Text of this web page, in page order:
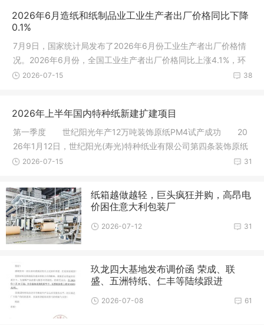
2026年6月造纸和纸制品业工业生产者出厂价格同比下降
0.1%
7月9日，国家统计局发布了2026年6月份工业生产者出厂价格情
况。2026年6月份，全国工业生产者出厂价格同比上涨4.1%，环
比下降0.3%
38
2026-07-15
2026年上半年国内特种纸新建扩建项目
第一季度 世纪阳光年产12万吨装饰原纸PM4试产成功 20
26年1月12日，世纪阳光(寿光)特种纸业有限公司第四条装饰原纸
生产线成
31
2026-07-15
纸箱越做越轻，巨头疯狂并购，高昂电
价困住意大利包装厂
31
2026-07-12
玖龙四大基地发布调价函 荣成、联
盛、五洲特纸、仁丰等陆续跟进
61
2026-07-08